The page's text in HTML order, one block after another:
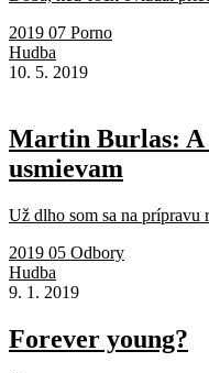
2019 07 Porno
Hudba
10. 5. 2019
Martin Burlas: A
usmievam
Už dlho som sa na prípravu
2019 05 Odbory
Hudba
9. 1. 2019
Forever young?